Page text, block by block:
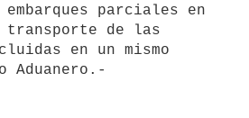
parciales en
transporte de las
en un mismo